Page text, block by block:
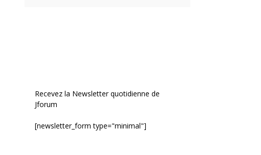
Recevez la Newsletter quotidienne de
Jforum
[newsletter_form type="minimal"]